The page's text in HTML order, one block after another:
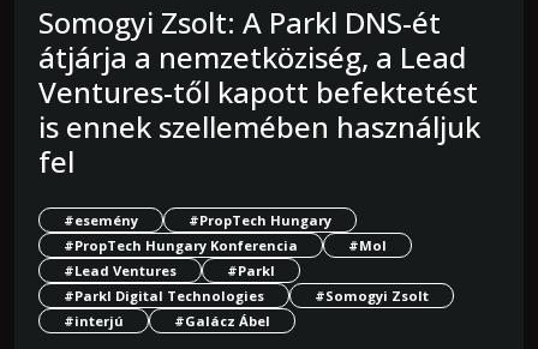
Somogyi Zsolt: A Parkl DNS-ét
átjárja a nemzetköziség, a Lead
Ventures-től kapott befektetést
is ennek szellemében használjuk
fel
#esemény
#PropTech Hungary
#PropTech Hungary Konferencia
#Mol
#Lead Ventures
#Parkl
#Parkl Digital Technologies
#Somogyi Zsolt
#interjú
#Galácz Ábel